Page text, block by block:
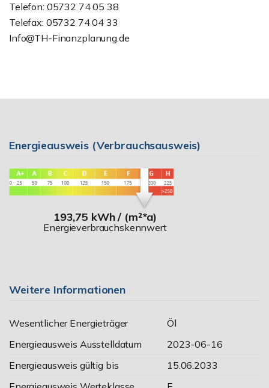
Telefon: 05732 74 05 38
Telefax: 05732 74 04 33
Info@TH-Finanzplanung.de
Energieausweis (Verbrauchsausweis)
193,75 kWh / (m²*a)
Energieverbrauchskennwert
Weitere Informationen
Wesentlicher Energieträger
Öl
Energieausweis Ausstelldatum
2023-06-16
Energieausweis gültig bis
15.06.2033